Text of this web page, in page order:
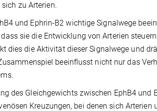
zu Arterien.
und Ephrin-B2 wichtige Signalwege
sie die Entwicklung von Arterien
dies die Aktivität dieser Signalwege und
beeinflusst nicht nur das
des Gleichgewichts zwischen EphB4 und
Kreuzungen, bei denen sich Arterien